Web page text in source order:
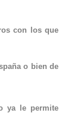
con los que
o bien de
ya le permite